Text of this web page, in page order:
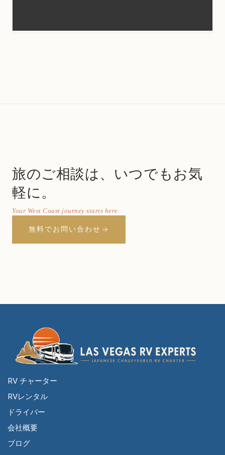
旅のご相談は、いつでもお気
軽に。
Your West Coast journey starts here.
無料でお問い合わせ
RV チャーター
RVレンタル
ドライバー
会社概要
ブログ